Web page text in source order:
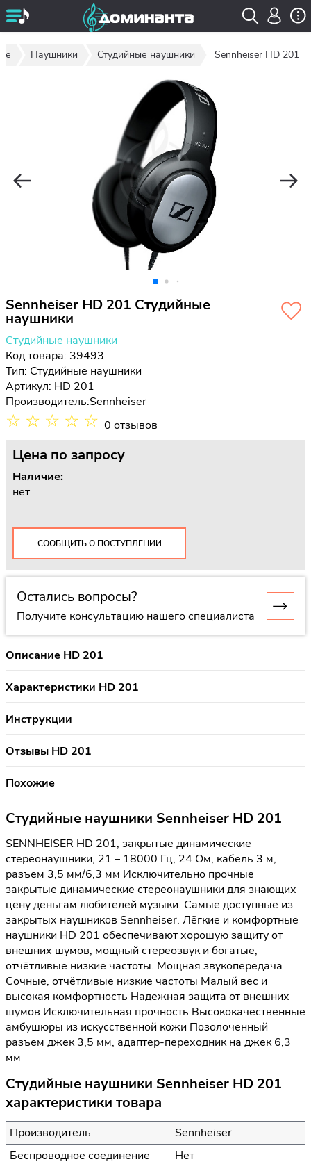
Наушники Студийные наушники Sennheiser HD 201
Sennheiser HD 201 Студийные
наушники
Студийные наушники
Код товара: 39493
Тип: Студийные наушники
Артикул: HD 201
Производитель:Sennheiser
☆ ☆ ☆ ☆ ☆ 0 отзывов
Цена по запросу
Наличие:
нет
СООБЩИТЬ О ПОСТУПЛЕНИИ
Остались вопросы?
Получите консультацию нашего специалиста
Описание HD 201
Характеристики HD 201
Инструкции
Отзывы HD 201
Похожие
Студийные наушники Sennheiser HD 201
SENNHEISER HD 201, закрытые динамические
стереонаушники, 21 – 18000 Гц, 24 Ом, кабель 3 м,
разъем 3,5 мм/6,3 мм Исключительно прочные
закрытые динамические стереонаушники для знающих
цену деньгам любителей музыки. Самые доступные из
закрытых наушников Sennheiser. Лёгкие и комфортные
наушники HD 201 обеспечивают хорошую защиту от
внешних шумов, мощный стереозвук и богатые,
отчётливые низкие частоты. Мощная звукопередача
Сочные, отчётливые низкие частоты Малый вес и
высокая комфортность Надежная защита от внешних
шумов Исключительная прочность Высококачественные
амбушюры из искусственной кожи Позолоченный
разъем джек 3,5 мм, адаптер-переходник на джек 6,3
мм
Студийные наушники Sennheiser HD 201
характеристики товара
Производитель
Sennheiser
Беспроводное соединение
Нет